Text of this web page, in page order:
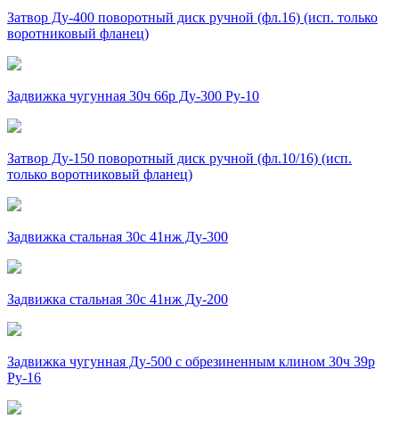
Затвор Ду-400 поворотный диск ручной (фл.16) (исп. только
воротниковый фланец)
Задвижка чугунная 30ч 66р Ду-300 Ру-10
Затвор Ду-150 поворотный диск ручной (фл.10/16) (исп.
только воротниковый фланец)
Задвижка стальная 30с 41нж Ду-300
Задвижка стальная 30с 41нж Ду-200
Задвижка чугунная Ду-500 с обрезиненным клином 30ч 39р
Ру-16